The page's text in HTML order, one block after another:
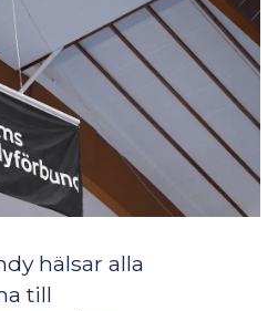
hälsar alla
till